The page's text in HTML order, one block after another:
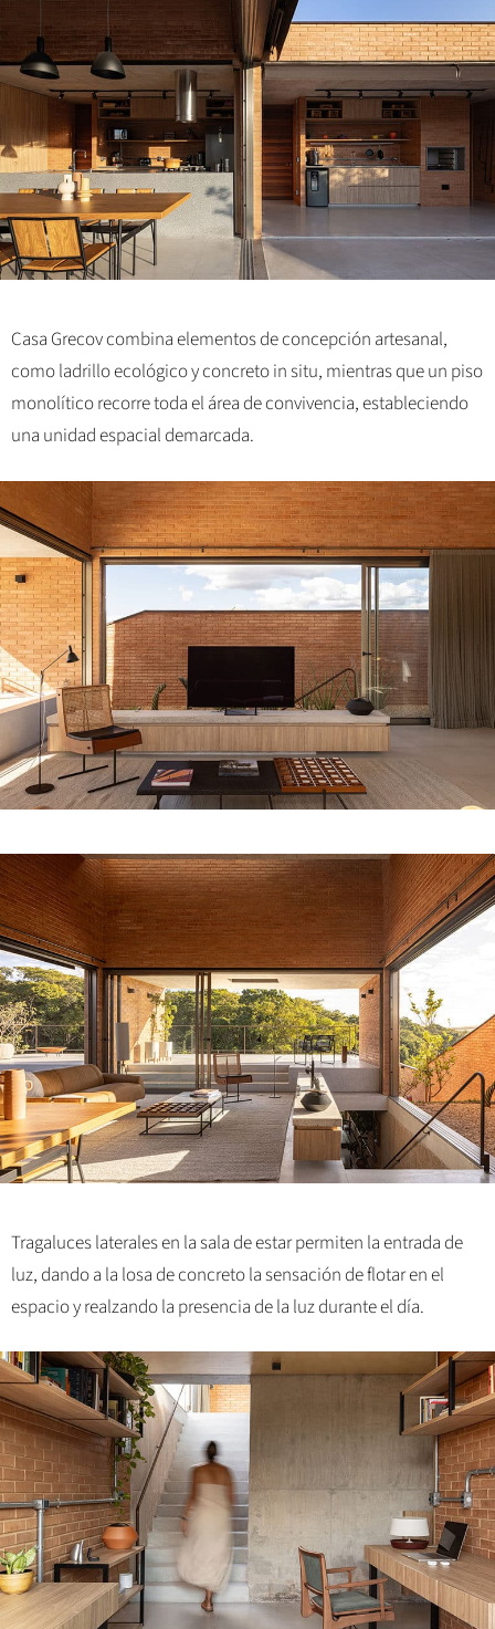
Casa Grecov combina elementos de concepción artesanal,
como ladrillo ecológico y concreto in situ, mientras que un piso
monolítico recorre toda el área de convivencia, estableciendo
una unidad espacial demarcada.
Tragaluces laterales en la sala de estar permiten la entrada de
luz, dando a la losa de concreto la sensación de flotar en el
espacio y realzando la presencia de la luz durante el día.